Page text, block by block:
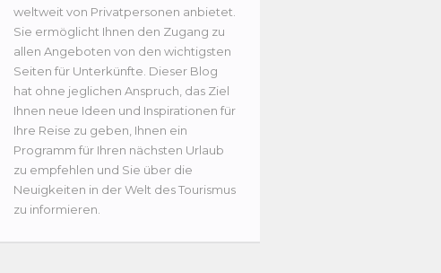
weltweit von Privatpersonen anbietet.
Sie ermöglicht Ihnen den Zugang zu
allen Angeboten von den wichtigsten
Seiten für Unterkünfte. Dieser Blog
hat ohne jeglichen Anspruch, das Ziel
Ihnen neue Ideen und Inspirationen für
Ihre Reise zu geben, Ihnen ein
Programm für Ihren nächsten Urlaub
zu empfehlen und Sie über die
Neuigkeiten in der Welt des Tourismus
zu informieren.